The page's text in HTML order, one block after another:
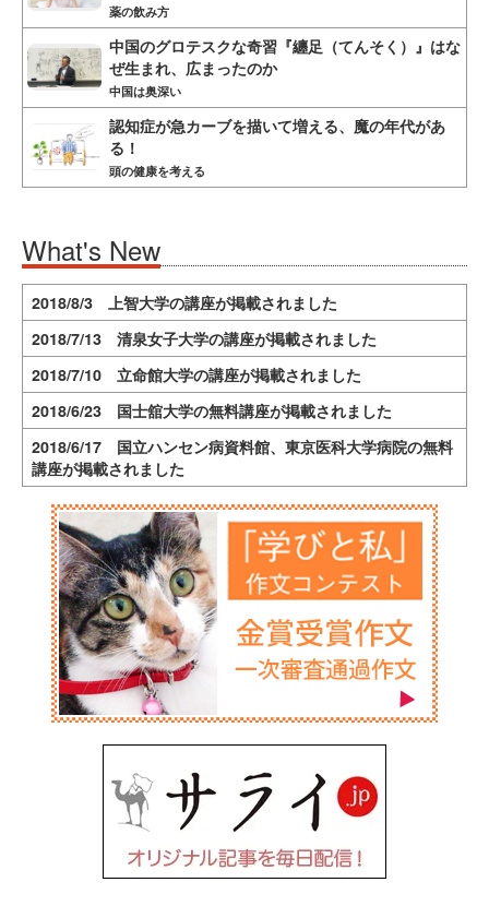
薬の飲み方
中国のグロテスクな奇習『纏足（てんそく）』はな
ぜ生まれ、広まったのか
中国は奥深い
認知症が急カーブを描いて増える、魔の年代があ
る！
頭の健康を考える
What's New
2018/8/3 上智大学の講座が掲載されました
2018/7/13 清泉女子大学の講座が掲載されました
2018/7/10 立命館大学の講座が掲載されました
2018/6/23 国士舘大学の無料講座が掲載されました
2018/6/17 国立ハンセン病資料館、東京医科大学病院の無料
講座が掲載されました